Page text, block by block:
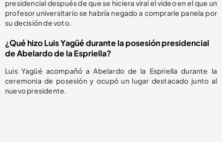
presidencial después de que se hiciera viral el video en el que un
profesor universitario se habría negado a comprarle panela por
su decisión de voto.
¿Qué hizo Luis Yagüé durante la posesión presidencial
de Abelardo de la Espriella?
Luis Yagüé acompañó a Abelardo de la Espriella durante la
ceremonia de posesión y ocupó un lugar destacado junto al
nuevo presidente.